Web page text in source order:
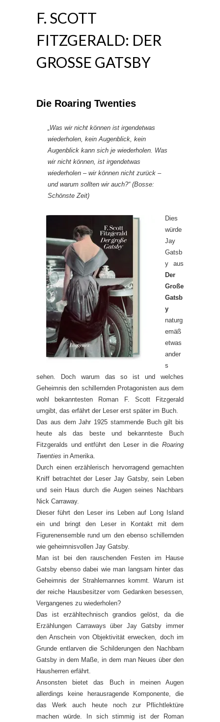
F. SCOTT
FITZGERALD: DER
GROSSE GATSBY
Die Roaring Twenties
„Was wir nicht können ist irgendetwas
wiederholen, kein Augenblick, kein
Augenblick kann sich je wiederholen. Was
wir nicht können, ist irgendetwas
wiederholen – wir können nicht zurück –
und warum sollten wir auch?“ (Bosse:
Schönste Zeit)
Dies
würde
Jay
Gatsb
y aus
Der
Große
Gatsb
y
naturg
emäß
etwas
ander
s
sehen. Doch warum das so ist und welches
Geheimnis den schillernden Protagonisten aus dem
wohl bekanntesten Roman F. Scott Fitzgerald
umgibt, das erfährt der Leser erst später im Buch.
Das aus dem Jahr 1925 stammende Buch gilt bis
heute als das beste und bekannteste Buch
Fitzgeralds und entführt den Leser in die Roaring
Twenties in Amerika.
Durch einen erzählerisch hervorragend gemachten
Kniff betrachtet der Leser Jay Gatsby, sein Leben
und sein Haus durch die Augen seines Nachbars
Nick Carraway.
Dieser führt den Leser ins Leben auf Long Island
ein und bringt den Leser in Kontakt mit dem
Figurenensemble rund um den ebenso schillernden
wie geheimnisvollen Jay Gatsby.
Man ist bei den rauschenden Festen im Hause
Gatsby ebenso dabei wie man langsam hinter das
Geheimnis der Strahlemannes kommt. Warum ist
der reiche Hausbesitzer vom Gedanken besessen,
Vergangenes zu wiederholen?
Das ist erzähltechnisch grandios gelöst, da die
Erzählungen Carraways über Jay Gatsby immer
den Anschein von Objektivität erwecken, doch im
Grunde entlarven die Schilderungen den Nachbarn
Gatsby in dem Maße, in dem man Neues über den
Hausherren erfährt.
Ansonsten bietet das Buch in meinen Augen
allerdings keine herausragende Komponente, die
das Werk auch heute noch zur Pflichtlektüre
machen würde. In sich stimmig ist der Roman